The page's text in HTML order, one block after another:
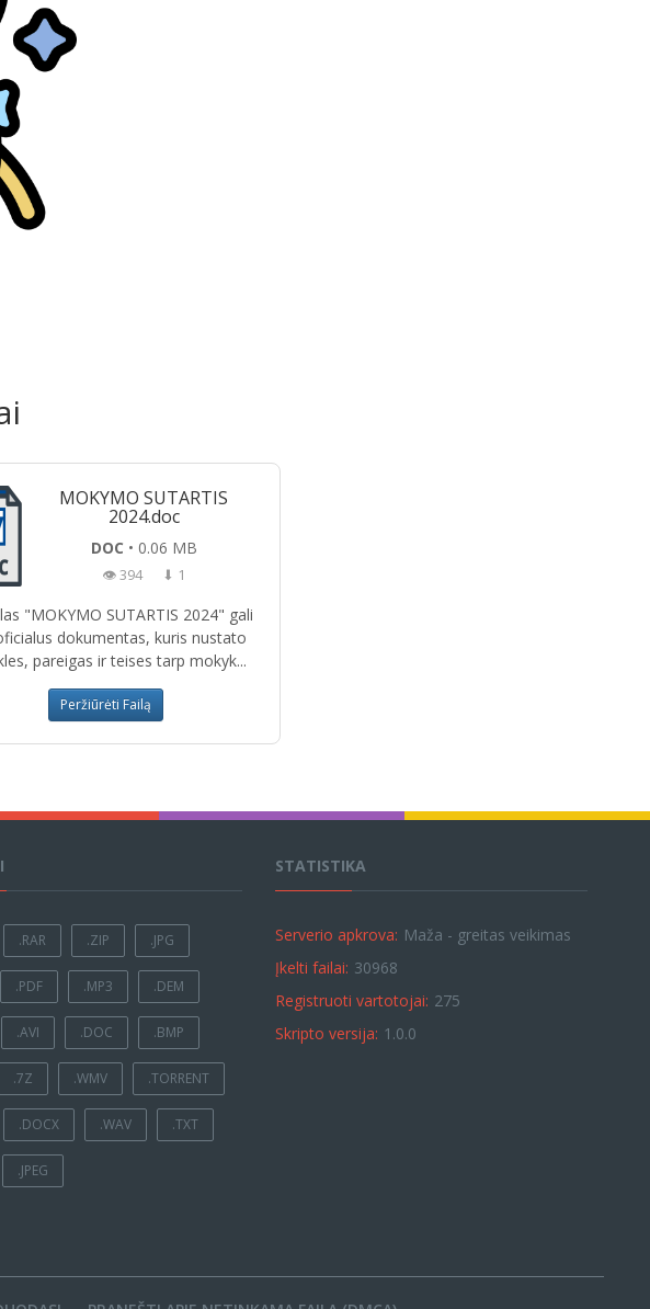
MOKYMO SUTARTIS
2024.doc
DOC • 0.06 MB
👁 394 ⬇ 1
"MOKYMO SUTARTIS 2024" gali
dokumentas, kuris nustato
pareigas ir teises tarp mokyk...
Peržiūrėti Failą
.RAR .ZIP .JPG
.PDF .MP3 .DEM
.AVI .DOC .BMP
.7Z .WMV .TORRENT
.DOCX .WAV .TXT
.JPEG
STATISTIKA
Serverio apkrova: Maža - greitas veikimas
Įkelti failai: 30968
Registruoti vartotojai: 275
Skripto versija: 1.0.0